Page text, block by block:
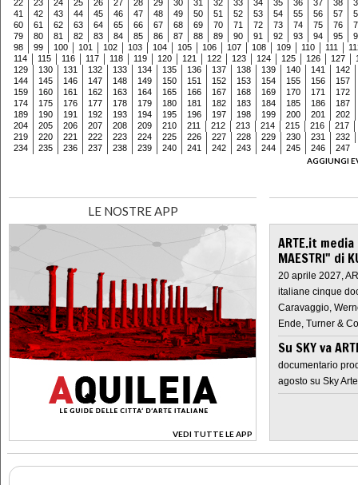
22 23 24 25 26 27 28 29 30 31 32 33 34 35 36 37 38
41
42 43 44 45 46 47 48 49 50 51 52 53 54 55 56 57
60
61 62 63 64 65 66 67 68 69 70 71 72 73 74 75 76
79
80 81 82 83 84 85 86 87 88 89 90 91 92 93 94 95
98
99 100 101 102 103 104 105 106 107 108 109 110 111
114
115 116 117 118 119 120 121 122 123 124 125 126 127
129
130 131 132 133 134 135 136 137 138 139 140 141
142
144
145 146 147 148 149 150 151 152 153 154 155 156
157
159
160 161 162 163 164 165 166 167 168 169 170 171
172
174
175 176 177 178 179 180 181 182 183 184 185 186
187
189
190 191 192 193 194 195 196 197 198 199 200 201
202
204
205 206 207 208 209 210 211 212 213 214 215 216
217
219
220 221 222 223 224 225 226 227 228 229 230 231
232
234
235 236 237 238 239 240 241 242 243 244 245 246
247
AGGIUNGI
LE NOSTRE APP
VEDI TUTTE LE APP
>
ARTE.it
MAESTRI" di
20 aprile 2027,
italiane cinque
Caravaggio,
Ende, Turner &
Su SKY va
documentario
agosto su Sky Arte